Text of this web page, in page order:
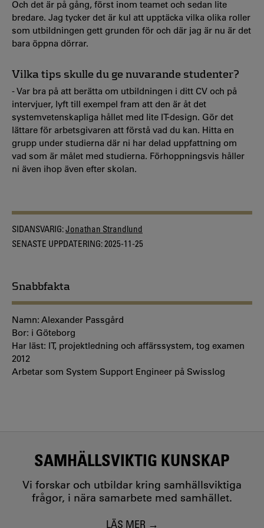
Och det är på gång, först inom teamet och sedan lite
bredare. Jag tycker det är kul att upptäcka vilka olika roller
som utbildningen gett grunden för och där jag är nu är det
bara öppna dörrar.
Vilka tips skulle du ge nuvarande studenter?
- Var bra på att berätta om utbildningen i ditt CV och på
intervjuer, lyft till exempel fram att den är åt det
systemvetenskapliga hållet med lite IT-design. Gör det
lättare för arbetsgivaren att förstå vad du kan. Hitta en
grupp under studierna där ni har delad uppfattning om
vad som är målet med studierna. Förhoppningsvis håller
ni även ihop även efter skolan.
SIDANSVARIG:Jonathan Strandlund
SENASTE UPPDATERING:2025-11-25
Snabbfakta
Namn: Alexander Passgård
Bor: i Göteborg
Har läst: IT, projektledning och affärssystem, tog examen
2012
Arbetar som System Support Engineer på Swisslog
SAMHÄLLSVIKTIG KUNSKAP
Vi forskar och utbildar kring samhällsviktiga
frågor, i nära samarbete med samhället.
LÄS MER